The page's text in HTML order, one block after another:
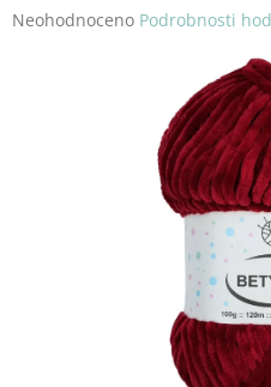
Průměrné
Neohodnoceno Podrobnosti